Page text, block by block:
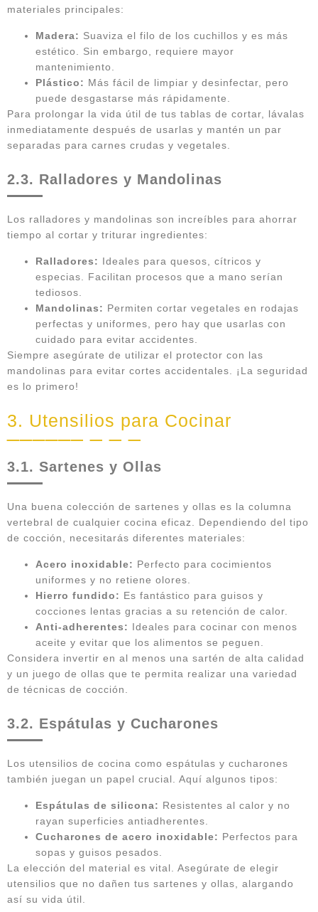
materiales principales:
Madera: Suaviza el filo de los cuchillos y es más
estético. Sin embargo, requiere mayor
mantenimiento.
Plástico: Más fácil de limpiar y desinfectar, pero
puede desgastarse más rápidamente.
Para prolongar la vida útil de tus tablas de cortar, lávalas
inmediatamente después de usarlas y mantén un par
separadas para carnes crudas y vegetales.
2.3. Ralladores y Mandolinas
Los ralladores y mandolinas son increíbles para ahorrar
tiempo al cortar y triturar ingredientes:
Ralladores: Ideales para quesos, cítricos y
especias. Facilitan procesos que a mano serían
tediosos.
Mandolinas: Permiten cortar vegetales en rodajas
perfectas y uniformes, pero hay que usarlas con
cuidado para evitar accidentes.
Siempre asegúrate de utilizar el protector con las
mandolinas para evitar cortes accidentales. ¡La seguridad
es lo primero!
3. Utensilios para Cocinar
3.1. Sartenes y Ollas
Una buena colección de sartenes y ollas es la columna
vertebral de cualquier cocina eficaz. Dependiendo del tipo
de cocción, necesitarás diferentes materiales:
Acero inoxidable: Perfecto para cocimientos
uniformes y no retiene olores.
Hierro fundido: Es fantástico para guisos y
cocciones lentas gracias a su retención de calor.
Anti-adherentes: Ideales para cocinar con menos
aceite y evitar que los alimentos se peguen.
Considera invertir en al menos una sartén de alta calidad
y un juego de ollas que te permita realizar una variedad
de técnicas de cocción.
3.2. Espátulas y Cucharones
Los utensilios de cocina como espátulas y cucharones
también juegan un papel crucial. Aquí algunos tipos:
Espátulas de silicona: Resistentes al calor y no
rayan superficies antiadherentes.
Cucharones de acero inoxidable: Perfectos para
sopas y guisos pesados.
La elección del material es vital. Asegúrate de elegir
utensilios que no dañen tus sartenes y ollas, alargando
así su vida útil.